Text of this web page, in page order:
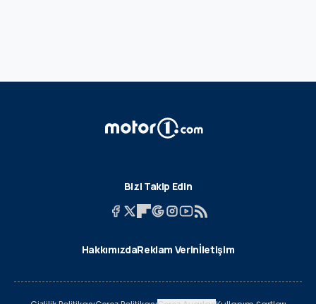
Bizi Takip Edin
HakkımızdaReklam Verinİletişim